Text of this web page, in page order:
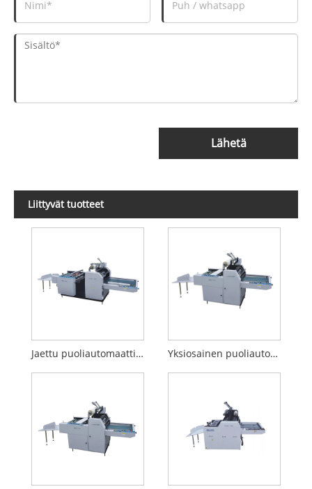
Lähetä
Liittyvät tuotteet
Jaettu puoliautomaattinen laminointikone Yksiosainen puoliautomaattinen laminointikone